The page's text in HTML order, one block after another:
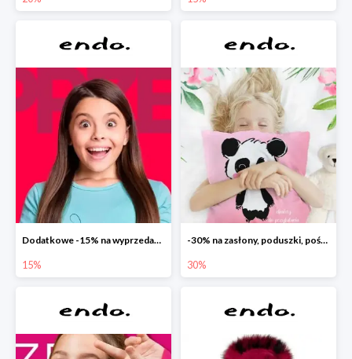
Dodatkowe -15% na wyprzedaż do -70%
15%
-30% na zasłony, poduszki, pościele dla dzieci
30%